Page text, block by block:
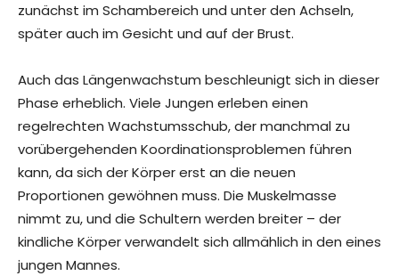
zunächst im Schambereich und unter den Achseln,
später auch im Gesicht und auf der Brust.
Auch das Längenwachstum beschleunigt sich in dieser
Phase erheblich. Viele Jungen erleben einen
regelrechten Wachstumsschub, der manchmal zu
vorübergehenden Koordinationsproblemen führen
kann, da sich der Körper erst an die neuen
Proportionen gewöhnen muss. Die Muskelmasse
nimmt zu, und die Schultern werden breiter – der
kindliche Körper verwandelt sich allmählich in den eines
jungen Mannes.